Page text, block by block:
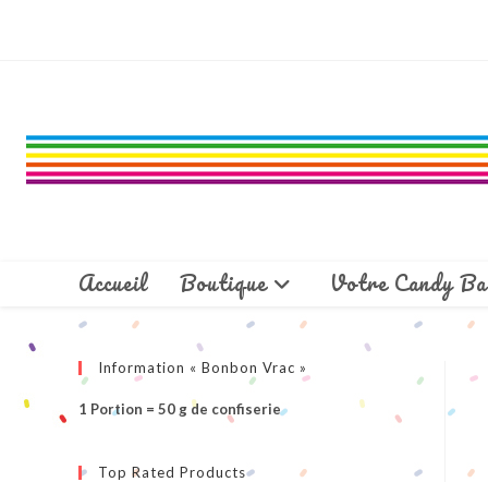
Accueil Boutique Votre Candy
Information « Bonbon Vrac »
1 Portion = 50 g de confiserie
Top Rated Products